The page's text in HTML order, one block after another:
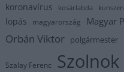
koronavírus kosárlabda
lopás magyarország Magyar
Orbán Viktor polgármester
Szalay Ferenc Szolnok